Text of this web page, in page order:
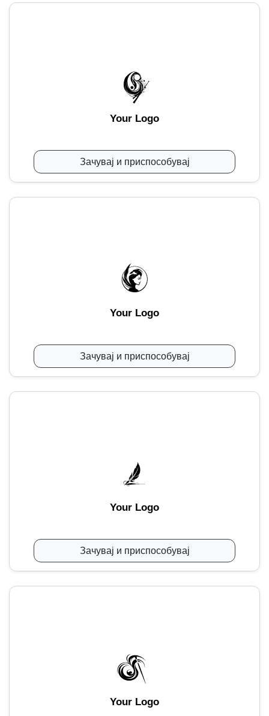
Your Logo
Зачувај и приспособувај
Your Logo
Зачувај и приспособувај
Your Logo
Зачувај и приспособувај
Your Logo